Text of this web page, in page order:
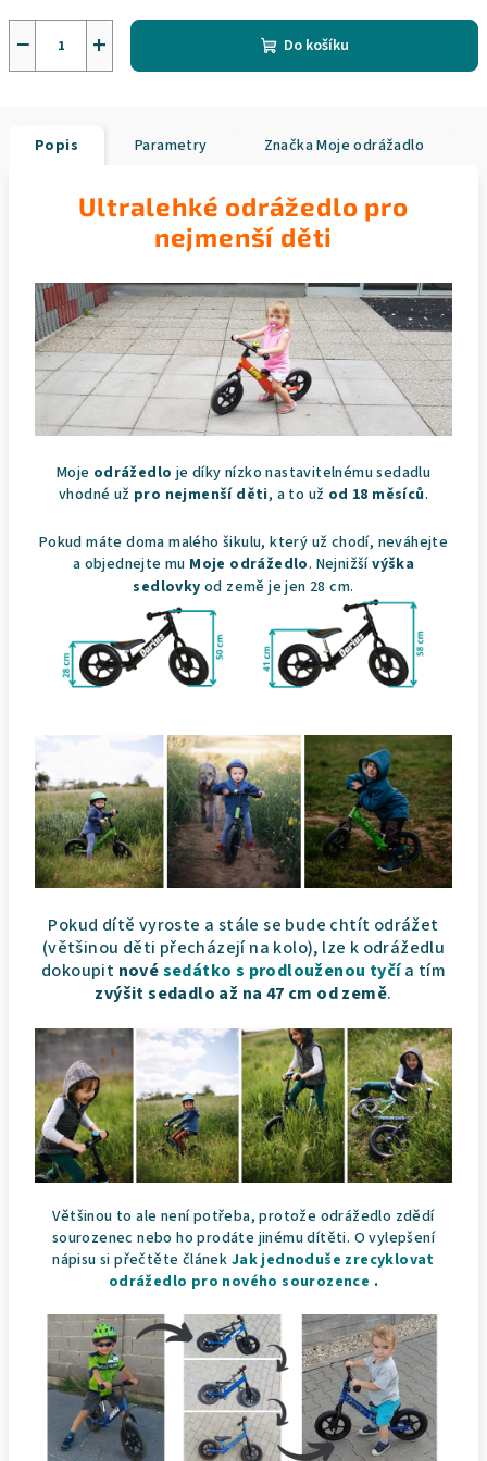
+
− Do košíku
Popis Parametry ZnačkaMoje odrážadlo
Ultralehké odrážedlo pro
nejmenší děti
Moje odrážedlo je díky nízko nastavitelnému sedadlu
vhodné už pro nejmenší děti, a to už od 18 měsíců.
Pokud máte doma malého šikulu, který už chodí, neváhejte
a objednejte mu Moje odrážedlo. Nejnižšívýška
sedlovky od země je jen 28 cm.
Pokud dítě vyroste a stále se bude chtít odrážet
(většinou děti přecházejí na kolo), lze k odrážedlu
dokoupit novésedátko s prodlouženou tyčía tím
zvýšit sedadlo až na 47 cm od země.
Většinou to ale není potřeba, protože odrážedlo zdědí
sourozenec nebo ho prodáte jinému dítěti. O vylepšení
nápisu si přečtěte článek Jak jednoduše zrecyklovat
odrážedlo pro nového sourozence .